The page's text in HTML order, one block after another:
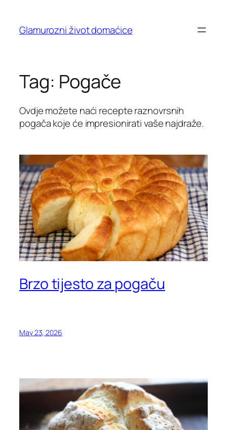
content
Glamurozni život domaćice
Tag: Pogače
Ovdje možete naći recepte raznovrsnih
pogača koje će impresionirati vaše najdraže.
Brzo tijesto za pogaču
May 23, 2026